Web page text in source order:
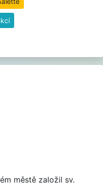
městě založil sv.